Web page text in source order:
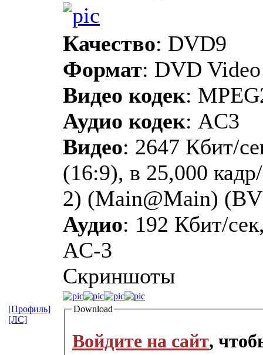
Качество: DVD9
Формат: DVD Video
Видео кодек:
Аудио кодек: AC3
Видео: 2647 Кбит/
(16:9), в 25,000
2) (Main@Main)
Аудио: 192 Кбит/
AC-3
Скриншоты
Download
Войдите на сайт,
[Профиль]
[ЛС]